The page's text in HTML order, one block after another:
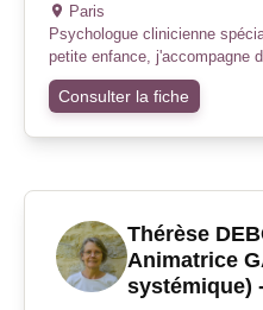
Paris
Psychologue clinicienne
petite enfance, j'accompagne
Consulter la fiche
Thérèse
Animatrice
systémique)